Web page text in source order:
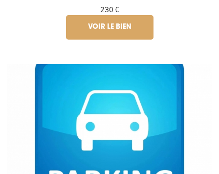
230 €
VOIR LE BIEN